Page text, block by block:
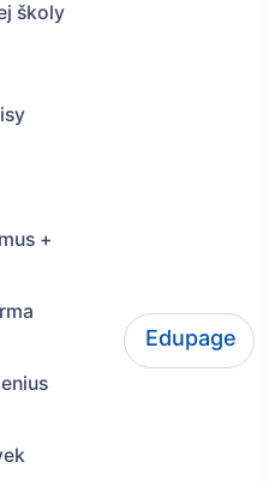
24, Bratislava
školy
+
Edupage